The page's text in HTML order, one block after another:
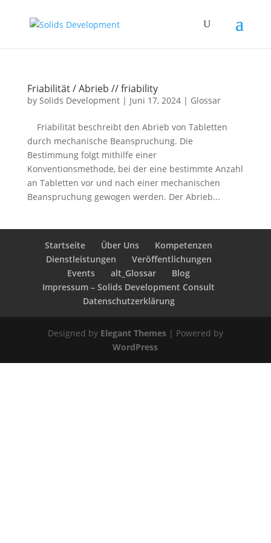
Friabilität / Abrieb // friability
by Solids Development| Juni 17, 2024| Glossar
Friabilität beschreibt den Abrieb von Tabletten
durch mechanische Beanspruchung. Die
Bestimmung folgt mithilfe einer
Konventionsmethode, bei der eine bestimmte Anzahl
an Tabletten vor und nach einer mechanischen
Beanspruchung gewogen werden. Der Abrieb...
Startseite Über Uns
Kompetenzen
Dienstleistungen
Veröffentlichungen
Events
alt_Glossar
Blog
Impressum – Solids Development Consult
Datenschutzerklärung
Designed by Elegant Themes| Powered by
WordPress